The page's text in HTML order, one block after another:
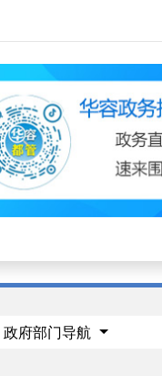
政府部门导航